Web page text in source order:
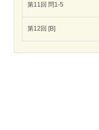
第11回 問1-5
第12回 [B]